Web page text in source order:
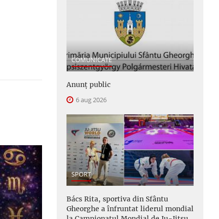
COMUNICATE
Anunţ public
6 aug 2026
SPORT
Bács Rita, sportiva din Sfântu
Gheorghe a înfruntat liderul mondial